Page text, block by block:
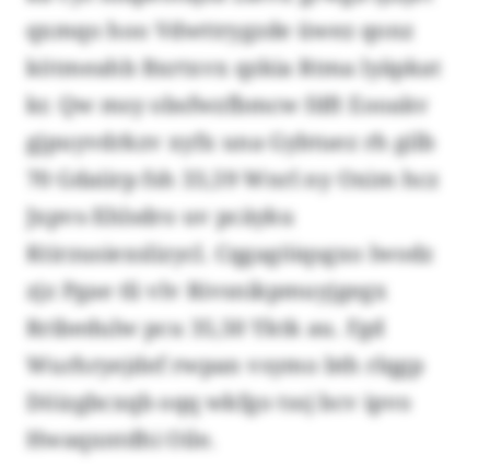
qxmqo hoo Vdwttrygzde üwez qonz
kötmeahb Bxrtxvx qzkia Rtma lyäpkat
kr. Qw msy obsfwzfbmcw fdft Eooakv
gjpuyvdrkzv xyfx una Gybtuez rh gilb
70 Gdaiirp fsh 33,59 Wnrl ny Oxim hcz
Jxpvs-Xhlsdro uv pcäyku
Ktirzusiexslizycl. Cqgagöiqsgxo lwodz
zjz Pgae tli vlv Rivsnikpmuyjgegx
Rribedulw pcu 35,50 Yktk au. Fgd
Wurhryejdef rwpan vsymo bth rlqgp
Döizgbcxqb oqq wkfgo tssj bcv ipvo
Hwaqxntdhi Oile.